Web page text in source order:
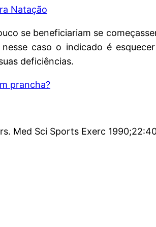
Natação
se beneficiariam se
caso o indicado é
deficiências.
prancha?
Med Sci Sports Exerc